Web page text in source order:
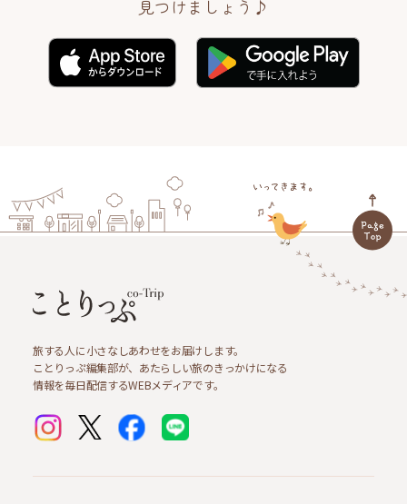
見つけましょう♪
旅する人に小さなしあわせをお届けします。
ことりっぷ編集部が、あたらしい旅のきっかけになる
情報を毎日配信するWEBメディアです。